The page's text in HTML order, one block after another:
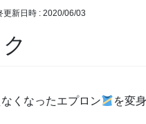
更新日時 : 2020/06/03
くなったエプロン を変